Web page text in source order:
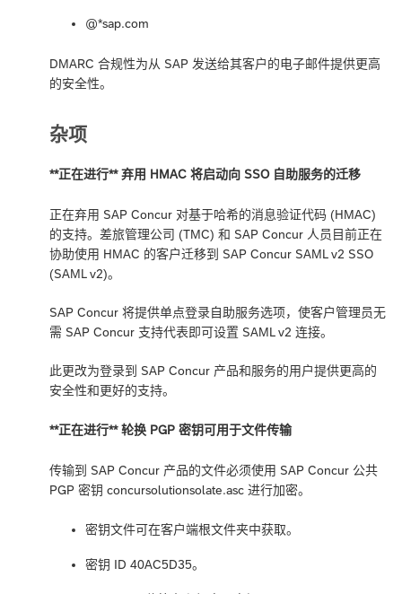
@*sap.com
DMARC 合规性为从 SAP 发送给其客户的电子邮件提供更高
的安全性。
杂项
**正在进行** 弃用 HMAC 将启动向 SSO 自助服务的迁移
正在弃用 SAP Concur 对基于哈希的消息验证代码 (HMAC)
的支持。差旅管理公司 (TMC) 和 SAP Concur 人员目前正在
协助使用 HMAC 的客户迁移到 SAP Concur SAML v2 SSO
(SAML v2)。
SAP Concur 将提供单点登录自助服务选项，使客户管理员无
需 SAP Concur 支持代表即可设置 SAML v2 连接。
此更改为登录到 SAP Concur 产品和服务的用户提供更高的
安全性和更好的支持。
**正在进行** 轮换 PGP 密钥可用于文件传输
传输到 SAP Concur 产品的文件必须使用 SAP Concur 公共
PGP 密钥 concursolutionsolate.asc 进行加密。
密钥文件可在客户端根文件夹中获取。
密钥 ID 40AC5D35。